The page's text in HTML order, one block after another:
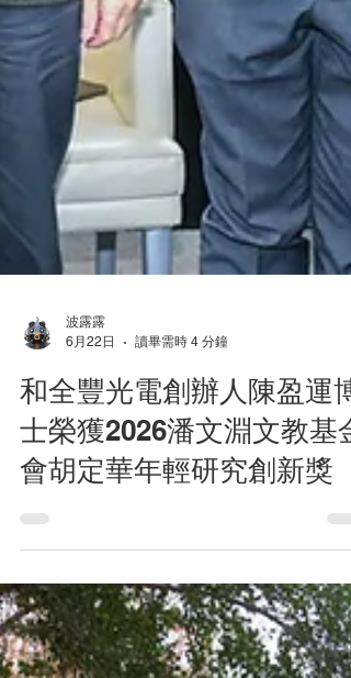
6月22日
讀畢需時 4 分鐘
和全豐光電創辦人陳盈運博
士榮獲2026潘文淵文教基金
會胡定華年輕研究創新獎